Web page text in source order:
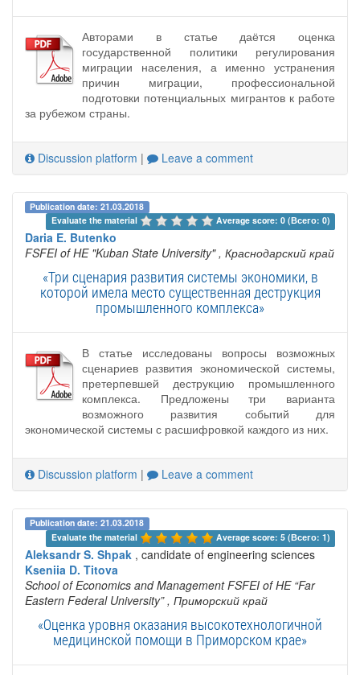
Авторами в статье даётся оценка
государственной политики регулирования
миграции населения, а именно устранения
причин миграции, профессиональной
подготовки потенциальных мигрантов к работе
за рубежом страны.
Discussion platform | Leave a comment
Publication date: 21.03.2018
Evaluate the material
Average score: 0 (Всего: 0)
Daria E. Butenko
FSFEI of HE "Kuban State University" , Краснодарский край
«Три сценария развития системы экономики, в
которой имела место существенная деструкция
промышленного комплекса»
В статье исследованы вопросы возможных
сценариев развития экономической системы,
претерпевшей деструкцию промышленного
комплекса. Предложены три варианта
возможного развития событий для
экономической системы с расшифровкой каждого из них.
Discussion platform | Leave a comment
Publication date: 21.03.2018
Evaluate the material
Average score: 5 (Всего: 1)
Aleksandr S. Shpak , candidate of engineering sciences
Kseniia D. Titova
School of Economics and Management FSFEI of HE “Far
Eastern Federal University” , Приморский край
«Оценка уровня оказания высокотехнологичной
медицинской помощи в Приморском крае»